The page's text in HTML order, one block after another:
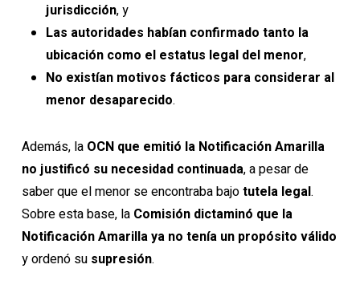
jurisdicción, y
Las autoridades habían confirmado tanto la
ubicación como el estatus legal del menor,
No existían motivos fácticos para considerar al
menor desaparecido.
Además, la OCN que emitió la Notificación Amarilla
no justificó su necesidad continuada, a pesar de
saber que el menor se encontraba bajotutela legal.
Sobre esta base, la Comisión dictaminó que la
Notificación Amarilla ya no tenía un propósito válido
y ordenó su supresión.